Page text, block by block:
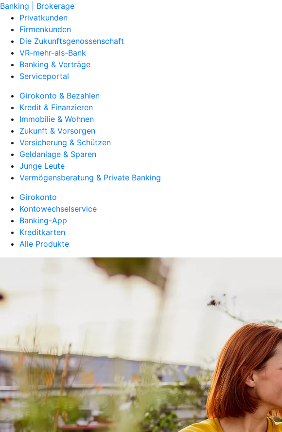
Banking | Brokerage
Privatkunden
Firmenkunden
Die Zukunftsgenossenschaft
VR-mehr-als-Bank
Banking & Verträge
Serviceportal
Girokonto & Bezahlen
Kredit & Finanzieren
Immobilie & Wohnen
Zukunft & Vorsorgen
Versicherung & Schützen
Geldanlage & Sparen
Junge Leute
Vermögensberatung & Private Banking
Girokonto
Kontowechselservice
Banking-App
Kreditkarten
Alle Produkte